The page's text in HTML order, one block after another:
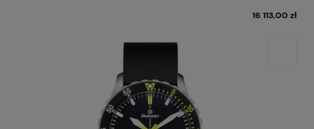
16 113,00 zł